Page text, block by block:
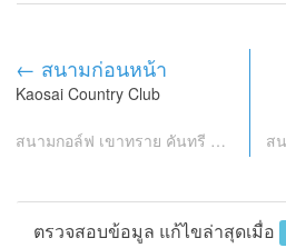
← สนามก่อนหน้า
Kaosai Country Club
สนามกอล์ฟ เขาทราย คันทรี คลับ
ตรวจสอบข้อมูล แก้ไขล่าสุดเมื่อ